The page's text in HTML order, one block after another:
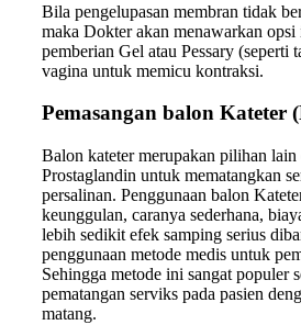
Bila pengelupasan membran tidak
maka Dokter akan menawarkan
pemberian Gel atau Pessary (seperti
vagina untuk memicu kontraksi.
Pemasangan balon Kateter
Balon kateter merupakan pilihan lain
Prostaglandin untuk mematangkan
persalinan. Penggunaan balon
keunggulan, caranya sederhana,
lebih sedikit efek samping serius
penggunaan metode medis untuk
Sehingga metode ini sangat populer
pematangan serviks pada pasien
matang.